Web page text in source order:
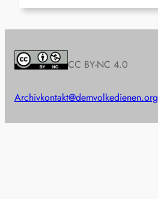
CC BY-NC 4.0
Archivkontakt@demvolkedienen.org